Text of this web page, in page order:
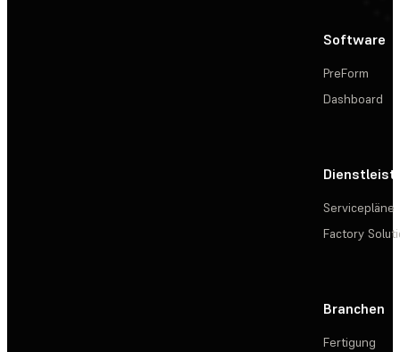
Software
PreForm
Dashboard
Servicepläne
Factory
Branchen
Fertigung